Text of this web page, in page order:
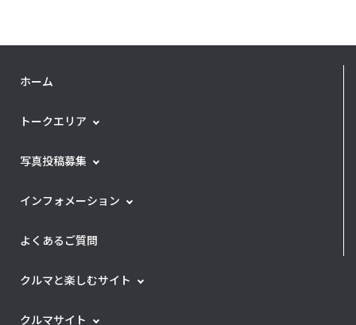
ホーム
トークエリア
写真投稿募集
インフォメーション
よくあるご質問
クルマと楽しむサイト
クルマサイト